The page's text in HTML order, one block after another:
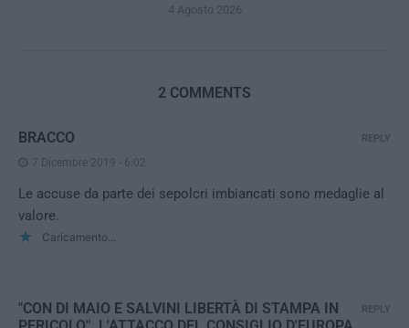
4 Agosto 2026
2 COMMENTS
BRACCO
7 Dicembre 2019 - 6:02
Le accuse da parte dei sepolcri imbiancati sono medaglie al
valore.
Caricamento...
REPLY
"CON DI MAIO E SALVINI LIBERTÀ DI STAMPA IN
REPLY